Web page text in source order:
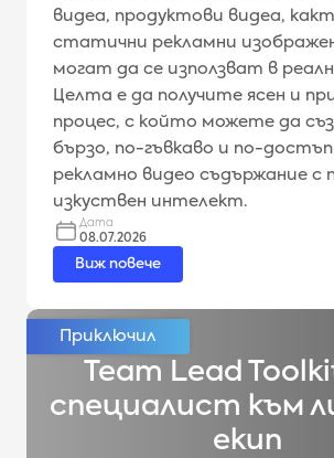
видеа, продуктови видеа,
статични рекламни
могат да се използват в
Целта е да получите ясен и
процес, с който можете да
бързо, по-гъвкаво и по-
рекламно видео съдържание
изкуствен интелект.
Дата
08.07.2026
Виж повече
Team Lead
специалист към
екип